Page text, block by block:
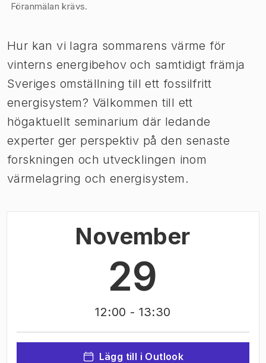
Föranmälan krävs.
Hur kan vi lagra sommarens värme för
vinterns energibehov och samtidigt främja
Sveriges omställning till ett fossilfritt
energisystem? Välkommen till ett
högaktuellt seminarium där ledande
experter ger perspektiv på den senaste
forskningen och utvecklingen inom
värmelagring och energisystem.
November
29
12:00 - 13:30
Lägg till i Outlook